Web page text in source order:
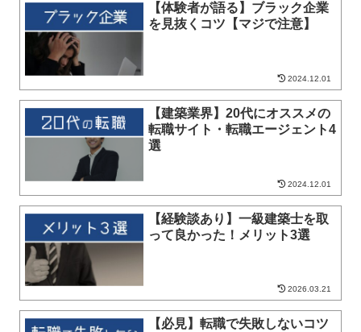
【体験者が語る】ブラック企業
を見抜くコツ【マジで注意】
2024.12.01
【建築業界】20代にオススメの
転職サイト・転職エージェント4
選
2024.12.01
【経験談あり】一級建築士を取
って良かった！メリット3選
2026.03.21
【必見】転職で失敗しないコツ